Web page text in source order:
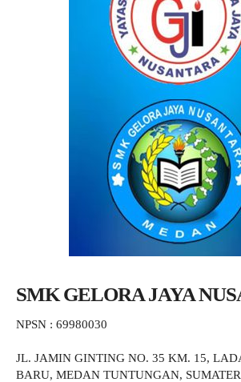
SMK GELORA JAYA
NPSN : 69980030
JL. JAMIN GINTING NO. 35 KM. 15,
BARU, MEDAN TUNTUNGAN,